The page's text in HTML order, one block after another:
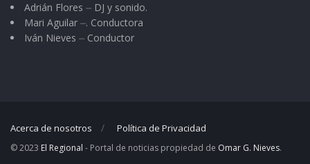
Adrián Flores ⏤ DJ y sonido.
Mari Aguilar ⏤. Conductora
Iván Nieves ⏤ Conductor
Acerca de nosotros Política de Privacidad
© 2023 El Regional - Portal de noticias propiedad de Omar G. Nieves.